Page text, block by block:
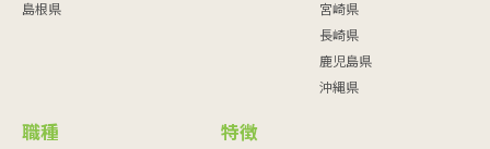
島根県
宮崎県
長崎県
鹿児島県
沖縄県
職種 特徴